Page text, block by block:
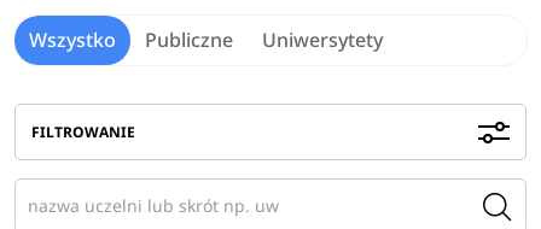
Wszystko Publiczne Uniwersytety
FILTROWANIE